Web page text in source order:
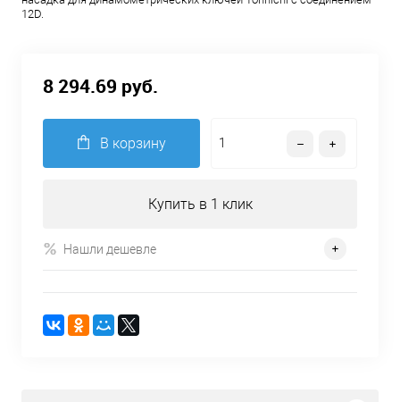
12D.
8 294.69 руб.
В корзину
Купить в 1 клик
Нашли дешевле